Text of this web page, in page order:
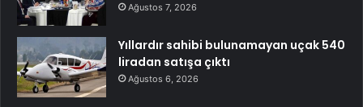
Ağustos 7, 2026
Yıllardır sahibi bulunamayan uçak 540
liradan satışa çıktı
Ağustos 6, 2026